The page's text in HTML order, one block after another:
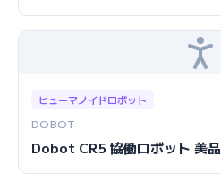
ヒューマノイドロボット
DOBOT
Dobot CR5 協働ロボット 美品